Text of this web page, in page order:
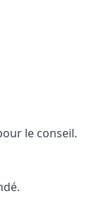
le conseil.